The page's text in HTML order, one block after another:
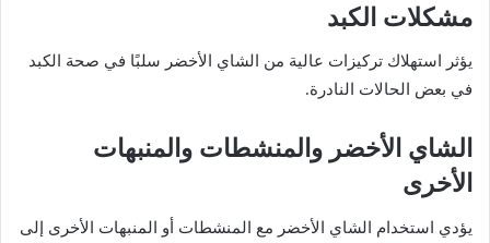
مشكلات الكبد
يؤثر استهلاك تركيزات عالية من الشاي الأخضر سلبًا في صحة الكبد
في بعض الحالات النادرة.
الشاي الأخضر والمنشطات والمنبهات
الأخرى
يؤدي استخدام الشاي الأخضر مع المنشطات أو المنبهات الأخرى إلى